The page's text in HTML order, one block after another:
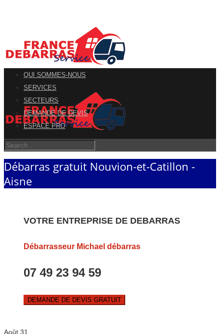
QUI SOMMES-NOUS
SERVICES
SECTEURS
DEMANDE DE DEVIS
ESPACE PRO
Débarras gratuit Nouvion-et-Catillon -
Aisne
VOTRE ENTREPRISE DE DEBARRAS
Débarrasseur Michael débarras
07 49 23 94 59
DEMANDE DE DEVIS GRATUIT
Août 31